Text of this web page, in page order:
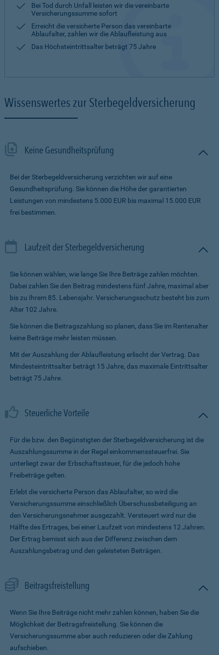
Bei Tod durch Unfall leisten wir die vereinbarte
Versicherungssumme sofort
Erreicht die versicherte Person das vereinbarte
Ablaufalter, zahlen wir die Ablaufleistung aus
Das Höchsteintrittsalter beträgt 75 Jahre
Wissenswertes zur Sterbegeldversicherung
Keine Gesundheitsprüfung
Bei der Sterbegeldversicherung verzichten wir auf eine
Gesundheitsprüfung. Sie können die Höhe der garantierten
Leistungen von mindestens 5.000 EUR bis maximal 15.000 EUR
frei bestimmen.
Laufzeit der Sterbegeldversicherung
Sie können wählen, wie lange Sie Ihre Beiträge zahlen möchten.
Dabei zahlen Sie den Beitrag mindestens fünf Jahre, maximal aber
bis zu Ihrem 85. Lebensjahr. Versicherungsschutz besteht bis zum
Alter 102 Jahre.
Sie können die Beitragszahlung so planen, dass Sie im Renten­alter
keine Beiträge mehr leisten müssen.
Mit der Auszahlung der Ablaufleistung erlischt der Vertrag. Das
Mindesteintrittsalter beträgt 15 Jahre, das maximale Eintrittsalter
beträgt 75 Jahre.
Steuerliche Vorteile
Für die bzw. den Begünstigten der Sterbegeldversicherung ist die
Auszahlungssumme in der Regel einkommenssteuerfrei. Sie
unterliegt zwar der Erbschaftssteuer, für die jedoch hohe
Freibeträge gelten.
Erlebt die versicherte Person das Ablaufalter, so wird die
Versicherungssumme ein­schließlich Überschussbeteiligung an
den Versicherungsnehmer ausgezahlt. Versteuert wird nur die
Hälfte des Ertrages, bei einer Laufzeit von mindestens 12 Jahren.
Der Ertrag bemisst sich aus der Differenz zwischen dem
Auszahlungsbetrag und den geleisteten Beiträgen.
Beitragsfreistellung
Wenn Sie Ihre Beiträge nicht mehr zahlen können, haben Sie die
Möglichkeit der Beitragsfreistellung. Sie können die
Versicherungssumme aber auch reduzieren oder die Zahlung
aufschieben.